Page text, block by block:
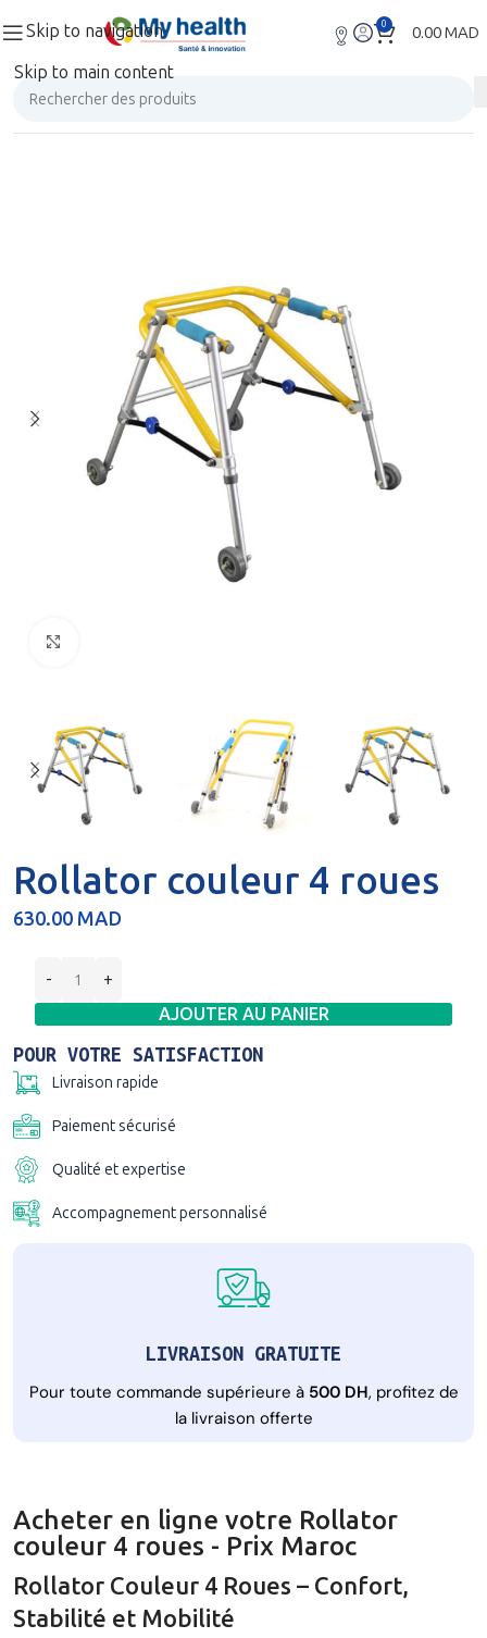
Skip to navigation
Skip to main content
0 0.00MAD
Accueil Mobilité Mobilité enfants
Rollator couleur 4 roues
630.00 MAD
AJOUTER AU PANIER
POUR VOTRE SATISFACTION
Livraison rapide
Paiement sécurisé
Qualité et expertise
Accompagnement personnalisé
LIVRAISON GRATUITE
Pour toute commande supérieure à 500 DH, profitez de
la livraison offerte
Acheter en ligne votre Rollator
couleur 4 roues - Prix Maroc
Rollator Couleur 4 Roues – Confort,
Stabilité et Mobilité